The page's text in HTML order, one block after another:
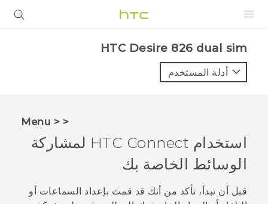
VIVE
VIVERSE
البرامج + التطبيقات
الدعم
HTC Desire 826 dual sim‎
أدلة المستخدم
< < Menu
استخدام HTC Connect لمشاركة
الوسائط الخاصة بك
قبل أن تبدأ، تأكد من أنك قد قمتَ بإعداد السماعات أو